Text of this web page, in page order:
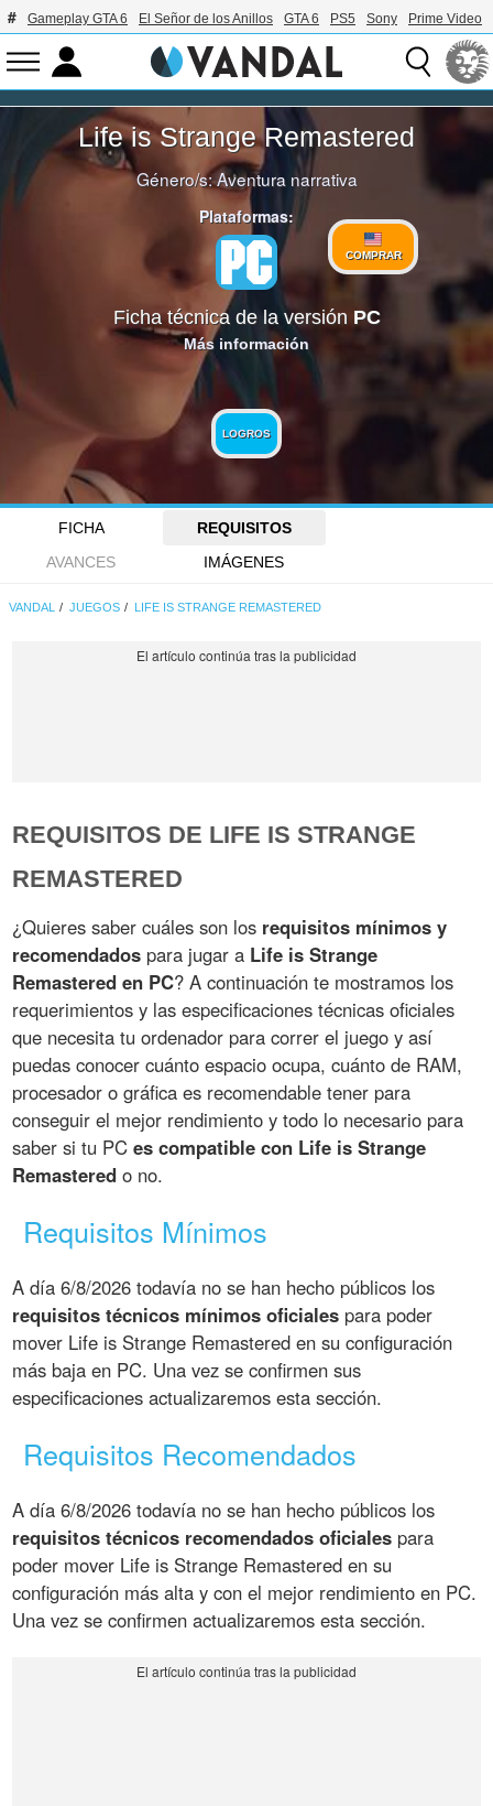
Gameplay GTA 6 El Señor de los Anillos GTA 6 PS5 Sony Prime Video
Life is Strange Remastered
Género/s:Aventura narrativa
Plataformas:
COMPRAR
Ficha técnica de la versión PC
Más información
LOGROS
FICHA
REQUISITOS
AVANCES
IMÁGENES
VANDAL JUEGOS LIFE IS STRANGE REMASTERED
REQUISITOS DE LIFE IS STRANGE
REMASTERED
¿Quieres saber cuáles son los requisitos mínimos y
recomendados para jugar a Life is Strange
Remastered en PC? A continuación te mostramos los
requerimientos y las especificaciones técnicas oficiales
que necesita tu ordenador para correr el juego y así
puedas conocer cuánto espacio ocupa, cuánto de RAM,
procesador o gráfica es recomendable tener para
conseguir el mejor rendimiento y todo lo necesario para
saber si tu PCes compatible con Life is Strange
Remastered o no.
Requisitos Mínimos
A día 6/8/2026 todavía no se han hecho públicos los
requisitos técnicos mínimos oficiales para poder
mover Life is Strange Remastered en su configuración
más baja en PC. Una vez se confirmen sus
especificaciones actualizaremos esta sección.
Requisitos Recomendados
A día 6/8/2026 todavía no se han hecho públicos los
requisitos técnicos recomendados oficiales para
poder mover Life is Strange Remastered en su
configuración más alta y con el mejor rendimiento en PC.
Una vez se confirmen actualizaremos esta sección.